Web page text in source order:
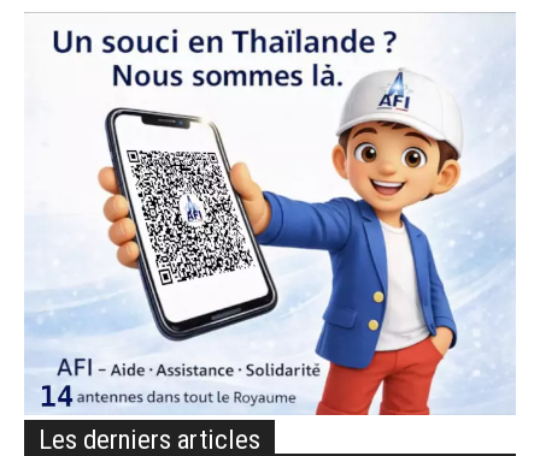
Les derniers articles